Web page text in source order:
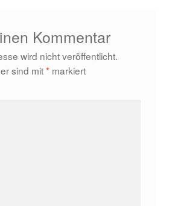
Kommentar
wird nicht veröffentlicht.
sind mit* markiert